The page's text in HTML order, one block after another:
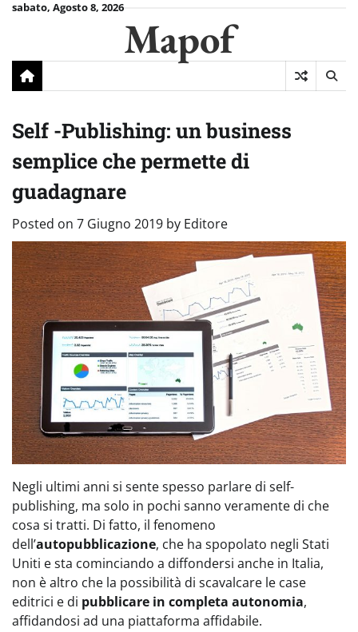
Skipsabato, Agosto 8, 2026
Mapof
Self -Publishing: un business
semplice che permette di
guadagnare
Posted on 7 Giugno 2019 by Editore
Negli ultimi anni si sente spesso parlare di self-
publishing, ma solo in pochi sanno veramente di che
cosa si tratti. Di fatto, il fenomeno
dell’autopubblicazione, che ha spopolato negli Stati
Uniti e sta cominciando a diffondersi anche in Italia,
non è altro che la possibilità di scavalcare le case
editrici e di pubblicare in completa autonomia,
affidandosi ad una piattaforma affidabile.